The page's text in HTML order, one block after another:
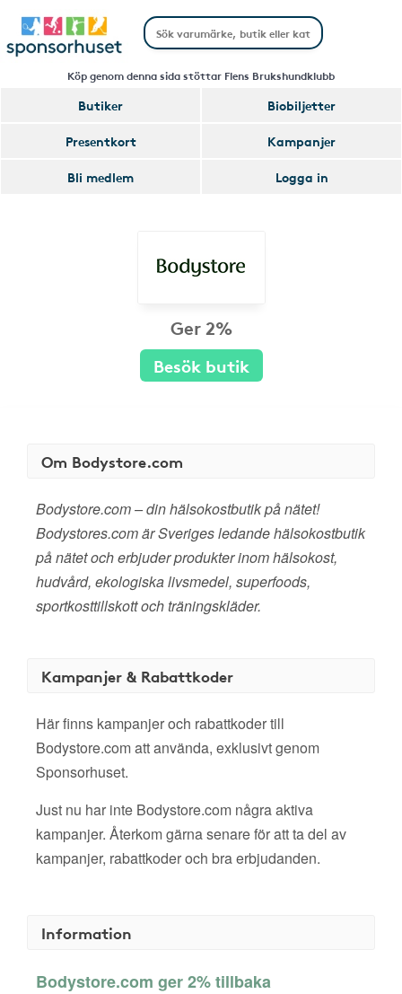
Köp genom denna sida stöttar Flens Brukshundklubb
Butiker
Biobiljetter
Presentkort
Kampanjer
Bli medlem
Logga in
Ger 2%
Besök butik
Om Bodystore.com
Bodystore.com – din hälsokostbutik på nätet!
Bodystores.com är Sveriges ledande hälsokostbutik
på nätet och erbjuder produkter inom hälsokost,
hudvård, ekologiska livsmedel, superfoods,
sportkosttillskott och träningskläder.
Kampanjer & Rabattkoder
Här finns kampanjer och rabattkoder till
Bodystore.com att använda, exklusivt genom
Sponsorhuset.
Just nu har inte Bodystore.com några aktiva
kampanjer. Återkom gärna senare för att ta del av
kampanjer, rabattkoder och bra erbjudanden.
Information
Bodystore.com ger 2% tillbaka